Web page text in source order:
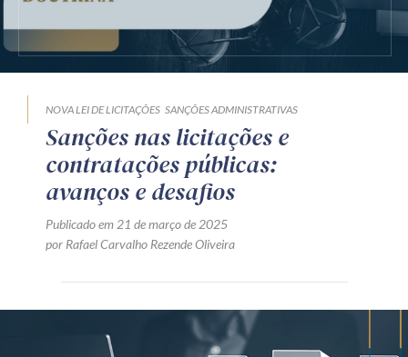
Telefone (41) 2109-8666
Whatsapp (41) 98881-6616
NOVA LEI DE LICITAÇÕES SANÇÕES ADMINISTRATIVAS
Sanções nas licitações e
contratações públicas:
avanços e desafios
Publicado em 21 de março de 2025
por Rafael Carvalho Rezende Oliveira